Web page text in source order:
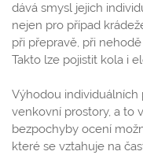
dává smysl jejich
nejen pro případ
při přepravě, při
Takto lze pojistit kola i
Výhodou individuálních
venkovní prostory, a to
bezpochyby ocení
které se vztahuje na